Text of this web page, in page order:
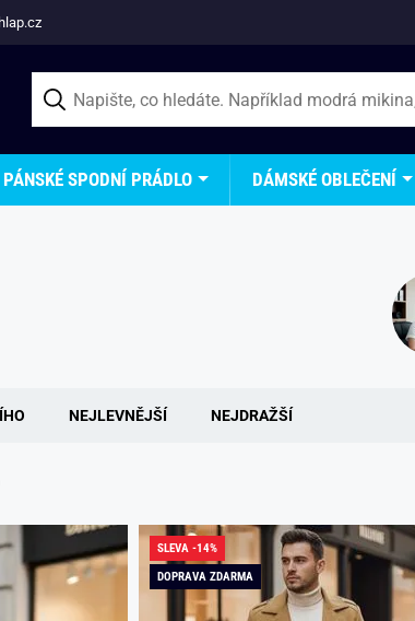
PÁNSKÉ SPODNÍ PRÁDLO DÁMSKÉ OBLEČENÍ
NEJLEVNĚJŠÍ NEJDRAŽŠÍ
SLEVA -14%
DOPRAVA ZDARMA